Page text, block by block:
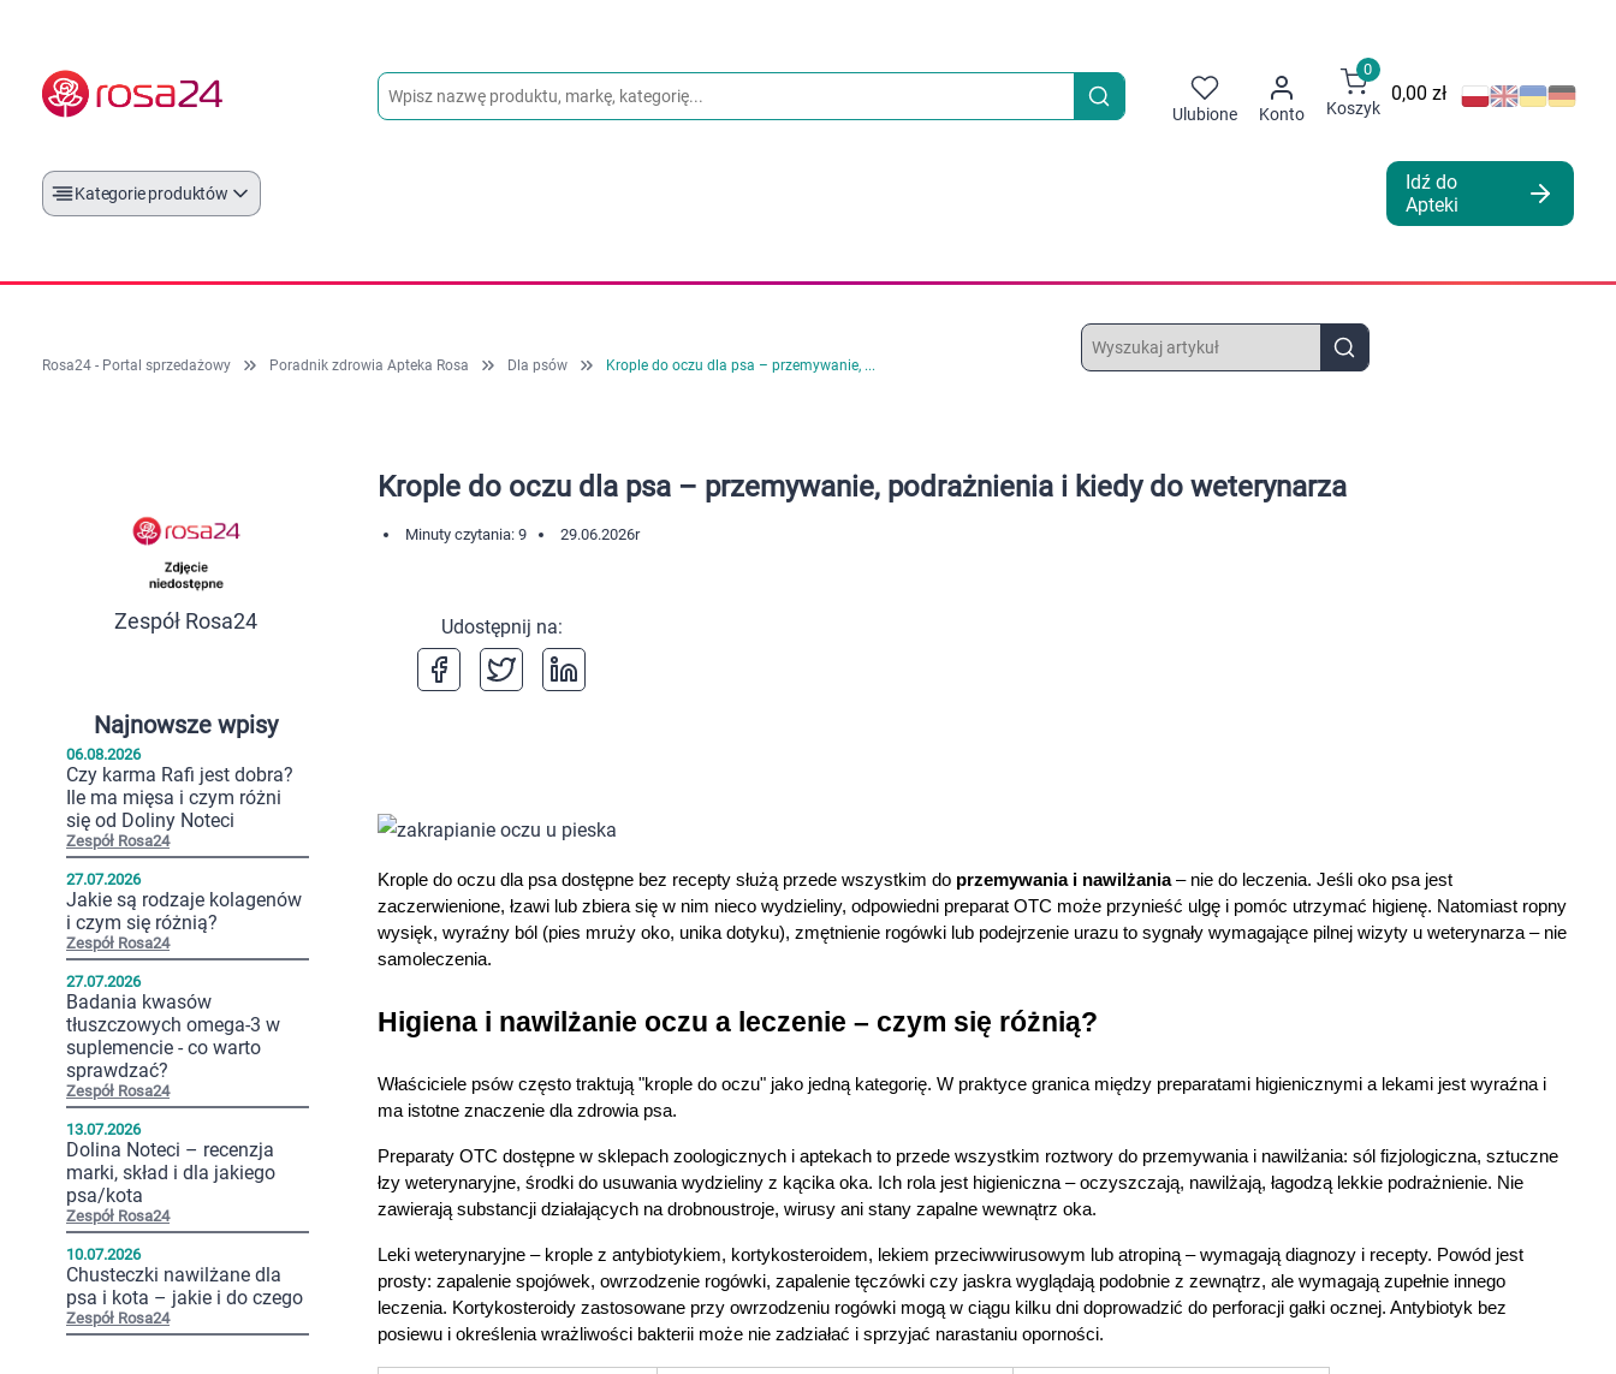
Ulubione Konto
0
Koszyk
0,00 zł
Kategorie produktów
Idź do
Apteki
Rosa24 - Portal sprzedażowy Poradnik zdrowia Apteka Rosa Dla psów Krople do oczu dla psa – przemywanie, ...
Zespół Rosa24
Najnowsze wpisy
06.08.2026
Czy karma Rafi jest dobra?
Ile ma mięsa i czym różni
się od Doliny Noteci
Zespół Rosa24
27.07.2026
Jakie są rodzaje kolagenów
i czym się różnią?
Zespół Rosa24
27.07.2026
Badania kwasów
tłuszczowych omega-3 w
suplemencie - co warto
sprawdzać?
Zespół Rosa24
13.07.2026
Dolina Noteci – recenzja
marki, skład i dla jakiego
psa/kota
Zespół Rosa24
10.07.2026
Chusteczki nawilżane dla
psa i kota – jakie i do czego
Zespół Rosa24
Krople do oczu dla psa – przemywanie, podrażnienia i kiedy do weterynarza
Minuty czytania: 9 29.06.2026r
Udostępnij na:
Krople do oczu dla psa dostępne bez recepty służą przede wszystkim do przemywania i nawilżania – nie do leczenia. Jeśli oko psa jest
zaczerwienione, łzawi lub zbiera się w nim nieco wydzieliny, odpowiedni preparat OTC może przynieść ulgę i pomóc utrzymać higienę. Natomiast ropny
wysięk, wyraźny ból (pies mruży oko, unika dotyku), zmętnienie rogówki lub podejrzenie urazu to sygnały wymagające pilnej wizyty u weterynarza – nie
samoleczenia.
Higiena i nawilżanie oczu a leczenie – czym się różnią?
Właściciele psów często traktują "krople do oczu" jako jedną kategorię. W praktyce granica między preparatami higienicznymi a lekami jest wyraźna i
ma istotne znaczenie dla zdrowia psa.
Preparaty OTC dostępne w sklepach zoologicznych i aptekach to przede wszystkim roztwory do przemywania i nawilżania: sól fizjologiczna, sztuczne
łzy weterynaryjne, środki do usuwania wydzieliny z kącika oka. Ich rola jest higieniczna – oczyszczają, nawilżają, łagodzą lekkie podrażnienie. Nie
zawierają substancji działających na drobnoustroje, wirusy ani stany zapalne wewnątrz oka.
Leki weterynaryjne – krople z antybiotykiem, kortykosteroidem, lekiem przeciwwirusowym lub atropiną – wymagają diagnozy i recepty. Powód jest
prosty: zapalenie spojówek, owrzodzenie rogówki, zapalenie tęczówki czy jaskra wyglądają podobnie z zewnątrz, ale wymagają zupełnie innego
leczenia. Kortykosteroidy zastosowane przy owrzodzeniu rogówki mogą w ciągu kilku dni doprowadzić do perforacji gałki ocznej. Antybiotyk bez
posiewu i określenia wrażliwości bakterii może nie zadziałać i sprzyjać narastaniu oporności.